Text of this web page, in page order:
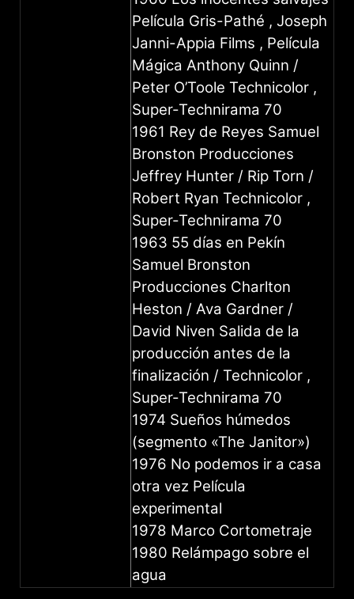
Película Gris-Pathé , Joseph
Janni-Appia Films , Película
Mágica Anthony Quinn /
Peter O’Toole Technicolor ,
Super-Technirama 70
1961 Rey de Reyes Samuel
Bronston Producciones
Jeffrey Hunter / Rip Torn /
Robert Ryan Technicolor ,
Super-Technirama 70
1963 55 días en Pekín
Samuel Bronston
Producciones Charlton
Heston / Ava Gardner /
David Niven Salida de la
producción antes de la
finalización / Technicolor ,
Super-Technirama 70
1974 Sueños húmedos
(segmento «The Janitor»)
1976 No podemos ir a casa
otra vez Película
experimental
1978 Marco Cortometraje
1980 Relámpago sobre el
agua